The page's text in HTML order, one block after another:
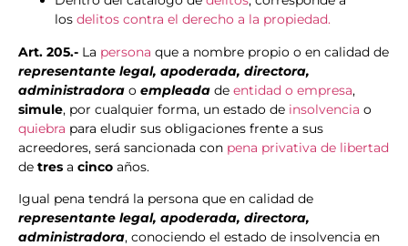
los delitos contra el derecho a la propiedad.
Art. 205.- La persona que a nombre propio o en calidad de
representante legal, apoderada, directora,
administradora o empleada de entidad o empresa,
simule, por cualquier forma, un estado de insolvencia o
quiebra para eludir sus obligaciones frente a sus
acreedores, será sancionada con pena privativa de libertad
de tres a cinco años.
Igual pena tendrá la persona que en calidad de
representante legal, apoderada, directora,
administradora, conociendo el estado de insolvencia en